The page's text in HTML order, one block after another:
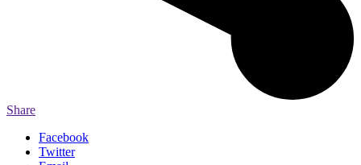
Share
Facebook
Twitter